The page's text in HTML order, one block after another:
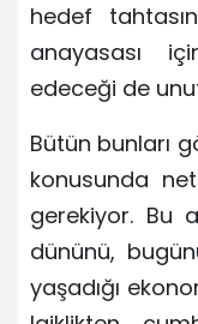
hedef
anayasası
edeceği de
Bütün bunları
konusunda
gerekiyor. Bu
dününü,
yaşadığı